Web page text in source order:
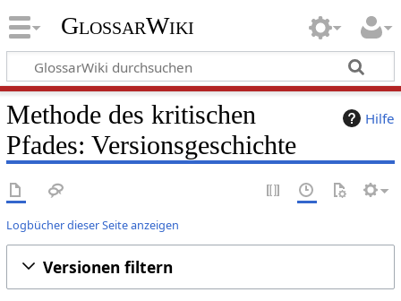
GlossarWiki
Hilfe
Methode des kritischen
Pfades: Versionsgeschichte
Logbücher dieser Seite anzeigen
Versionen filtern